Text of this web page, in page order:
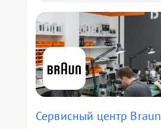
Сервисный центр Braun